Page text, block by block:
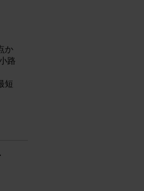
か
路
短